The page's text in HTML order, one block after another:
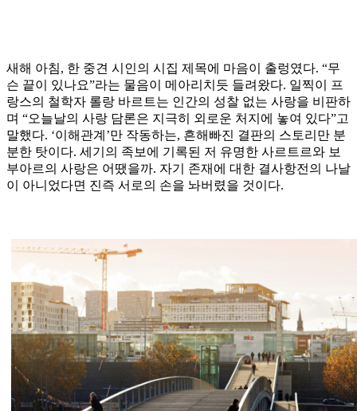
새해 아침, 한 중견 시인의 시집 제목에 마음이 출렁였다. “무
슨 끝이 있나요”라는 물음이 메아리치듯 들려왔다. 일찍이 프
랑스의 철학자 롤랑 바르트는 인간의 성찰 없는 사랑을 비판하
며 “오늘날의 사랑 담론은 지극히 외로운 처지에 놓여 있다”고
말했다. ‘이해관계’만 작동하는, 흔해빠진 결판의 스토리만 분
분한 탓이다. 세기의 족보에 기록된 저 유명한 사르트르와 보
부아르의 사랑은 어땠을까. 자기 존재에 대한 결사항전의 나날
이 아니었다면 진즉 서로의 손을 놔버렸을 것이다.